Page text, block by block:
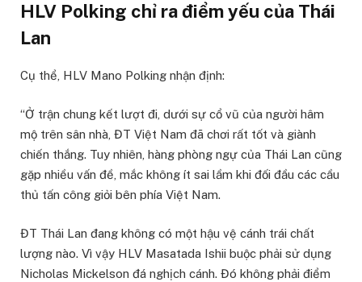
HLV Polking chỉ ra điểm yếu của Thái
Lan
Cụ thể, HLV Mano Polking nhận định:
“Ở trận chung kết lượt đi, dưới sự cổ vũ của người hâm
mộ trên sân nhà, ĐT Việt Nam đã chơi rất tốt và giành
chiến thắng. Tuy nhiên, hàng phòng ngự của Thái Lan cũng
gặp nhiều vấn đề, mắc không ít sai lầm khi đối đầu các cầu
thủ tấn công giỏi bên phía Việt Nam.
ĐT Thái Lan đang không có một hậu vệ cánh trái chất
lượng nào. Vì vậy HLV Masatada Ishii buộc phải sử dụng
Nicholas Mickelson đá nghịch cánh. Đó không phải điểm